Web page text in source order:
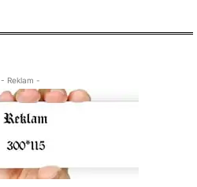
- Reklam -